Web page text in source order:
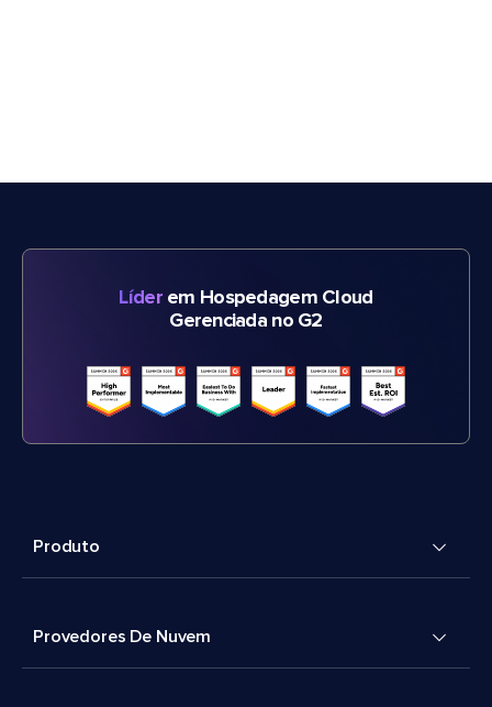
Líderem Hospedagem Cloud
Gerenciada no G2
Produto
Provedores De Nuvem